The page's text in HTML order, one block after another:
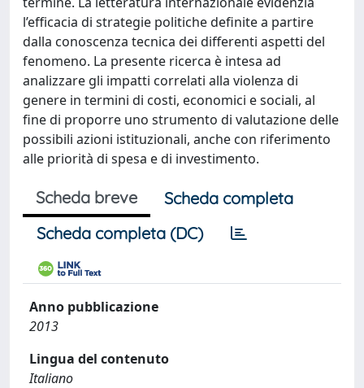
l’efficacia di strategie politiche definite a partire
dalla conoscenza tecnica dei differenti aspetti del
fenomeno. La presente ricerca è intesa ad
analizzare gli impatti correlati alla violenza di
genere in termini di costi, economici e sociali, al
fine di proporre uno strumento di valutazione delle
possibili azioni istituzionali, anche con riferimento
alle priorità di spesa e di investimento.
Scheda breve
Scheda completa
Scheda completa (DC)
Anno pubblicazione
2013
Lingua del contenuto
Italiano